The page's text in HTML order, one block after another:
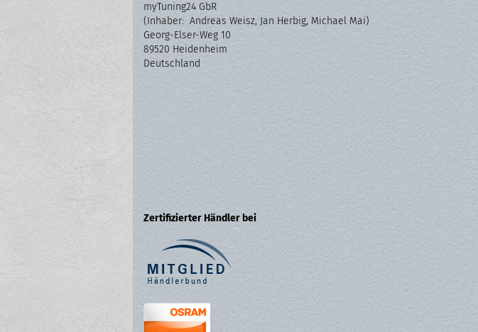
myTuning24 GbR
(Inhaber: Andreas Weisz, Jan Herbig, Michael Mai)
Georg-Elser-Weg 10
89520 Heidenheim
Deutschland
Zertifizierter Händler bei